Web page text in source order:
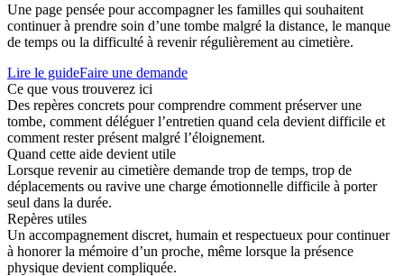
Une page pensée pour accompagner les familles qui souhaitent
continuer à prendre soin d’une tombe malgré la distance, le manque
de temps ou la difficulté à revenir régulièrement au cimetière.
Lire le guideFaire une demande
Ce que vous trouverez ici
Des repères concrets pour comprendre comment préserver une
tombe, comment déléguer l’entretien quand cela devient difficile et
comment rester présent malgré l’éloignement.
Quand cette aide devient utile
Lorsque revenir au cimetière demande trop de temps, trop de
déplacements ou ravive une charge émotionnelle difficile à porter
seul dans la durée.
Repères utiles
Un accompagnement discret, humain et respectueux pour continuer
à honorer la mémoire d’un proche, même lorsque la présence
physique devient compliquée.